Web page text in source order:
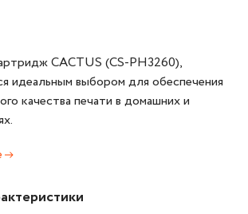
CACTUS (CS-PH3260),
идеальным выбором для обеспечения
качества печати в домашних и